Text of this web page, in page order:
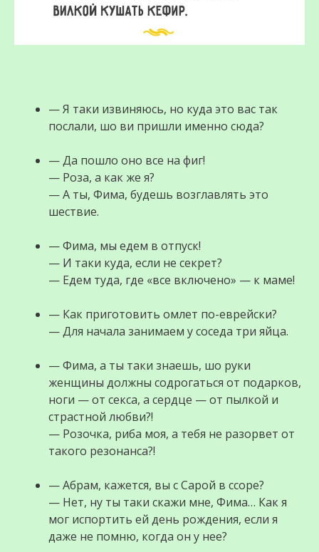
— Я таки извиняюсь, но куда это вас так
послали, шо ви пришли именно сюда?
— Да пошло оно все на фиг!
— Роза, а как же я?
— А ты, Фима, будешь возглавлять это
шествие.
— Фима, мы едем в отпуск!
— И таки куда, если не секрет?
— Едем туда, где «все включено» — к маме!
— Как приготовить омлет по-еврейски?
— Для начала занимаем у соседа три яйца.
— Фима, а ты таки знаешь, шо руки
женщины должны содрогаться от подарков,
ноги — от секса, а сердце — от пылкой и
страстной любви?!
— Розочка, риба моя, а тебя не разорвет от
такого резонанса?!
— Абрам, кажется, вы с Сарой в ссоре?
— Нет, ну ты таки скажи мне, Фима… Как я
мог испортить ей день рождения, если я
даже не помню, когда он у нее?